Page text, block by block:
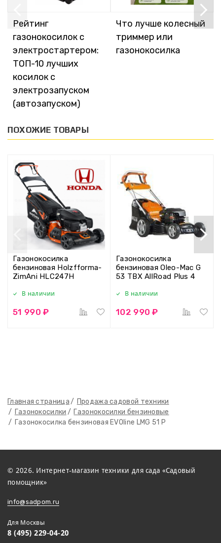
Главная страница
Продажа садовой техники
Газонокосилки
Газонокосилки бензиновые
Газонокосилка бензиновая EVOline LMG 51 P
Рейтинг
газонокосилок с
электростартером:
ТОП-10 лучших
косилок с
электрозапуском
(автозапуском)
Что лучше колесный
триммер или
газонокосилка
ПОХОЖИЕ ТОВАРЫ
Газонокосилка
бензиновая Holzfforma-
ZimAni HLC247H
В наличии
51 990 ₽
Газонокосилка
бензиновая Oleo-Mac G
53 TBX AllRoad Plus 4
В наличии
102 990 ₽
© 2026. Интернет-магазин техники для сада «Садовый
помощник»
info@sadpom.ru
Для Москвы
8 (495) 229-04-20